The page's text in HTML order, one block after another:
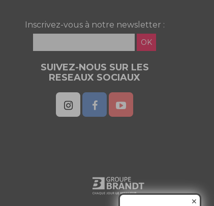
Inscrivez-vous à notre newsletter :
OK
SUIVEZ-NOUS SUR LES
RESEAUX SOCIAUX
✕